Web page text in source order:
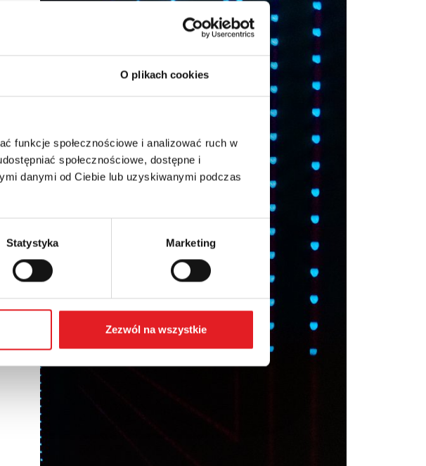
O plikach cookies
funkcje społecznościowe i analizować ruch w
społecznościowe, dostępne i
danymi od Ciebie lub uzyskiwanymi podczas
Statystyka Marketing
Zezwól na wszystkie